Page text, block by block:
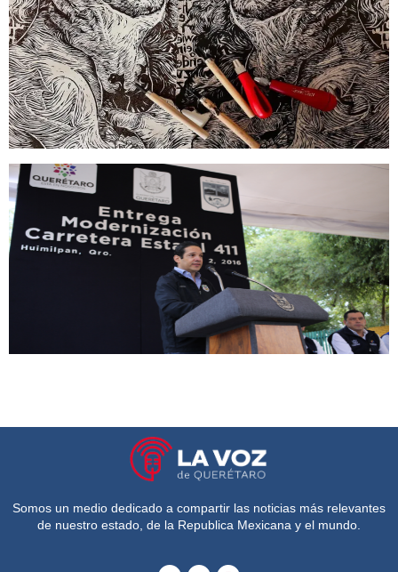
Somos un medio dedicado a compartir las noticias más relevantes
de nuestro estado, de la Republica Mexicana y el mundo.